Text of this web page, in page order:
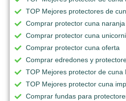
TOP Mejores protectores de
Comprar protector cuna naranja
Comprar protector cuna
Comprar protector cuna oferta
Comprar edredones y
TOP Mejores protector de cuna
TOP Mejores protector cuna
Comprar fundas para